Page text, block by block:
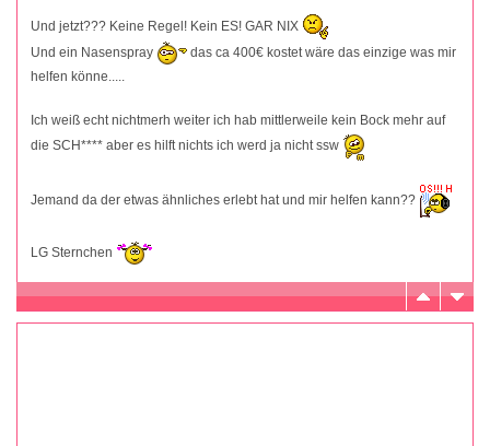
Und jetzt??? Keine Regel! Kein ES! GAR NIX
Und ein Nasenspray
das ca 400€ kostet wäre das einzige was mir
helfen könne.....
Ich weiß echt nichtmerh weiter ich hab mittlerweile kein Bock mehr auf
die SCH**** aber es hilft nichts ich werd ja nicht ssw
Jemand da der etwas ähnliches erlebt hat und mir helfen kann??
LG Sternchen